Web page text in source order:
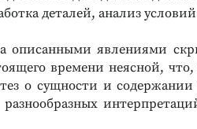
деталей, анализ
описанными явлениями
времени неясной,
о сущности и содержании
разнообразных